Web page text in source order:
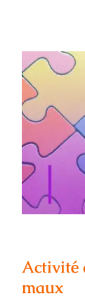
Activité
maux